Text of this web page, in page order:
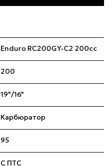
Enduro RC200GY-C2 200сс
200
19"/16"
Карбюратор
95
С ПТС